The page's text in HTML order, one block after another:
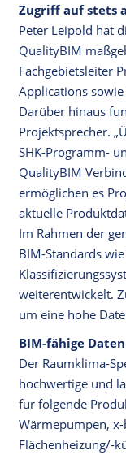
Zugriff auf stets
Peter Leipold hat
QualityBIM
Fachgebietsleiter
Applications
Darüber hinaus
Projektsprecher.
SHK-Programm-
QualityBIM
ermöglichen es
aktuelle
Im Rahmen der
BIM-Standards
weiterentwickelt.
um eine hohe
BIM-fähige
Der Raumklima-
hochwertige und
für folgende
Wärmepumpen,
Flächenheizung/-